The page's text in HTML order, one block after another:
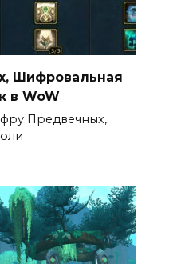
Шифровальная
в WoW
Предвечных,